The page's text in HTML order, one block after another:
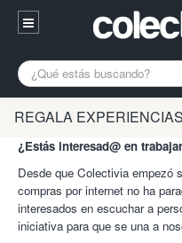
Entrar
94 652 38 15 (L-V 10:30-
¿Necesitas ayuda?
A Coruña Alicante
Bilbao Burgos
Gijón Huesca
Madrid Oviedo
REGALA EXPERIENCIAS
¿Estás interesad@ en
Desde que Colectivia empezó
compras por internet no ha
interesados en escuchar a
iniciativa para que se una a